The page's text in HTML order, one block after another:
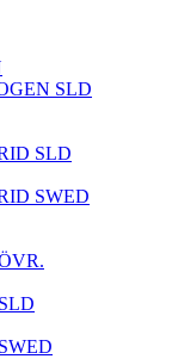
SLD
SLD
SWED